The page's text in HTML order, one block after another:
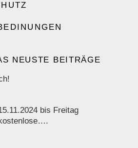
NEUSTE BEITRÄGE
bis Freitag